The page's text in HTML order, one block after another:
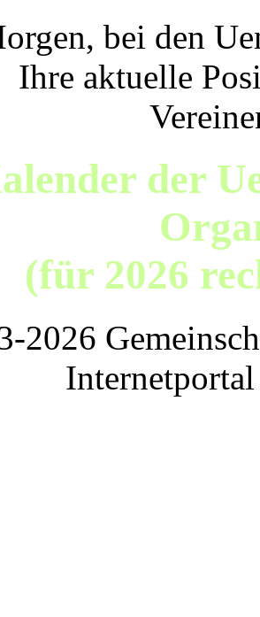
bei den
Ihre aktuelle
der
(für 2026
2026